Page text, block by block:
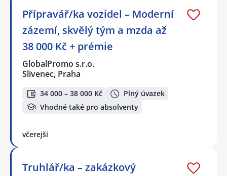
Přípravář/ka vozidel – Moderní
zázemí, skvělý tým a mzda až
38 000 Kč + prémie
GlobalPromo s.r.o.
Slivenec, Praha
34 000 – 38 000 Kč
Plný úvazek
Vhodné také pro absolventy
včerejší
Truhlář/ka – zakázkový